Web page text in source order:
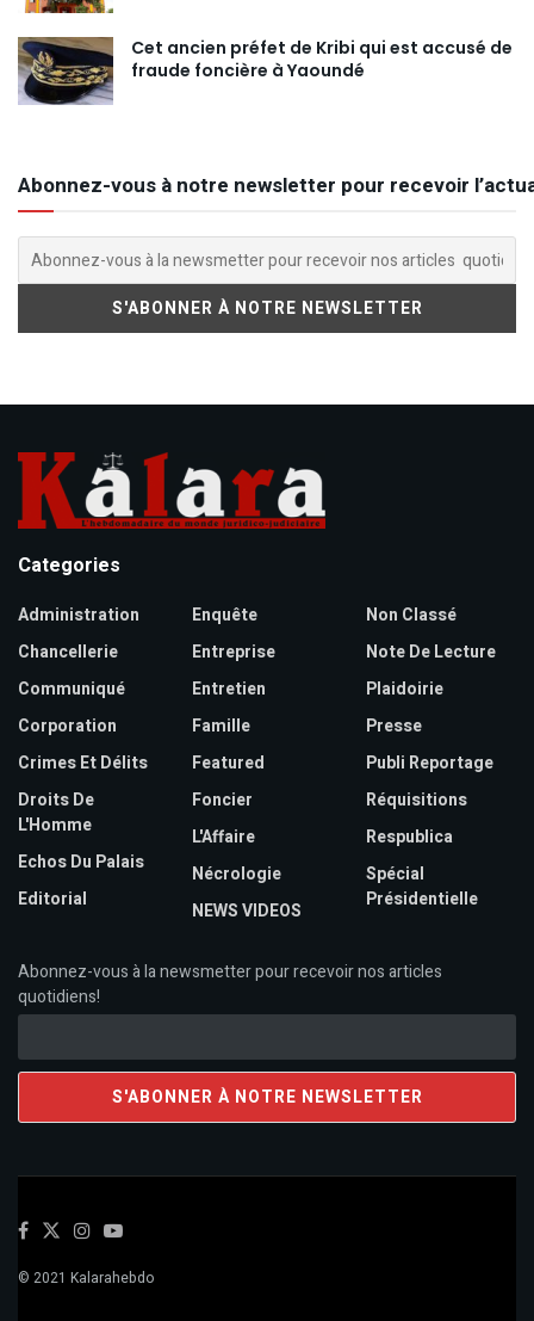
Cet ancien préfet de Kribi qui est accusé de
fraude foncière à Yaoundé
Abonnez-vous à notre newsletter pour recevoir
Categories
Administration
Chancellerie
Communiqué
Corporation
Crimes Et Délits
Droits De
L'Homme
Echos Du Palais
Editorial
Enquête
Entreprise
Entretien
Famille
Featured
Foncier
L'Affaire
Nécrologie
NEWS VIDEOS
Non Classé
Note De Lecture
Plaidoirie
Presse
Publi Reportage
Réquisitions
Respublica
Spécial
Présidentielle
Abonnez-vous à la newsmetter pour recevoir nos articles
quotidiens!
© 2021 Kalarahebdo